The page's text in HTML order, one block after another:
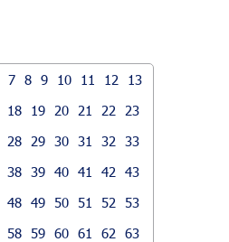
7 8 9 10 11 12
13
18 19 20 21 22
23
28 29 30 31 32
33
38 39 40 41 42
43
48 49 50 51 52
53
58 59 60 61 62
63